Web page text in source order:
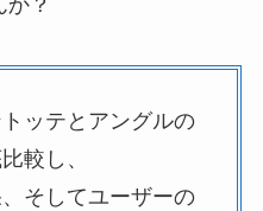
ッテとアングルの
較し、
そしてユーザーの